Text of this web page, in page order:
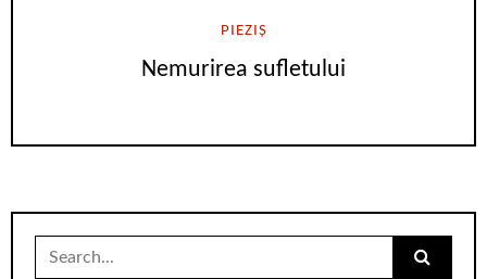
PIEZIȘ
Nemurirea sufletului
Search